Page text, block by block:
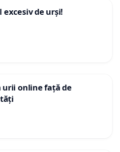
de urși!
urii online față de